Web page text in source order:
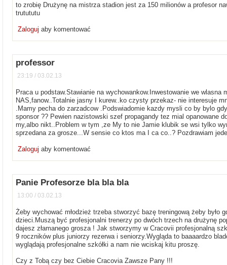
to zrobię Drużynę na mistrza stadion jest za 150 milionów a profesor
trutututu
Zalogujaby komentować
professor
23:19 / 03.02.13
Praca u podstaw.Stawianie na wychowankow.Inwestowanie we wlasna
NAS,fanow..Totalnie jasny I kurew..ko czysty przekaz- nie interesuje
.Mamy pecha do zarzadcow .Podswiadomie kazdy mysli co by bylo
sponsor ?? Pewien nazistowski szef propagandy tez mial opanowane
my,albo nikt..Problem w tym ,ze My to nie Jamie klubik se wsi tylko
sprzedana za grosze...W sensie co ktos ma I ca co..? Pozdrawiam
Zalogujaby komentować
Panie Profesorze bla bla bla
13:00 / 03.02.13
Żeby wychować młodzież trzeba stworzyć bazę treningową żeby było
dzieci.Muszą być profesjonalni trenerzy po dwóch trzech na drużynę
dajesz złamanego grosza ! Jak stworzymy w Cracovii profesjonalną
9 roczników plus juniorzy rezerwa i seniorzy.Wygląda to baaaardzo
wyglądają profesjonalne szkółki a nam nie wciskaj kitu proszę.
Czy z Tobą czy bez Ciebie Cracovia Zawsze Pany !!!